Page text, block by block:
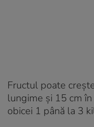
Fructul poate
lungime și 15 cm
obicei 1 până la 3